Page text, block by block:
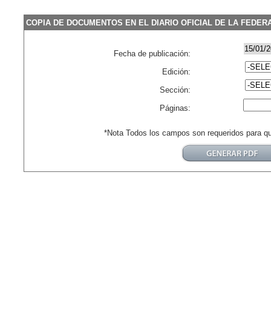
COPIA DE DOCUMENTOS EN EL DIARIO OFICIAL DE LA
Fecha de publicación:
Edición:
Sección:
Páginas:
*Nota Todos los campos son requeridos para